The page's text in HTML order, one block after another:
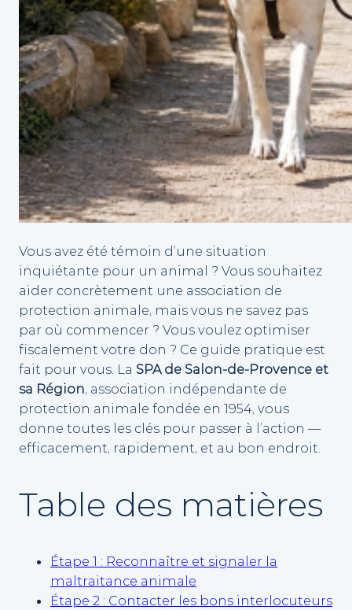
Vous avez été témoin d’une situation
inquiétante pour un animal ? Vous souhaitez
aider concrètement une association de
protection animale, mais vous ne savez pas
par où commencer ? Vous voulez optimiser
fiscalement votre don ? Ce guide pratique est
fait pour vous. La SPA de Salon-de-Provence et
sa Région, association indépendante de
protection animale fondée en 1954, vous
donne toutes les clés pour passer à l’action —
efficacement, rapidement, et au bon endroit.
Table des matières
Étape 1 : Reconnaître et signaler la
maltraitance animale
Étape 2 : Contacter les bons interlocuteurs